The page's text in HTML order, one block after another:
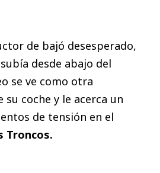
de bajó desesperado,
desde abajo del
se ve como otra
su coche y le acerca un
de tensión en el
Troncos.